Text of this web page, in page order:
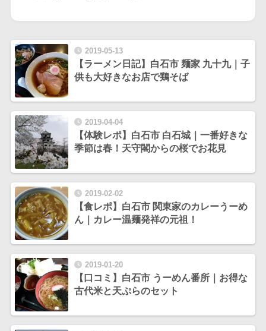
2019-05-13
【ラーメン日記】白石市 麺家 九十九｜子
供も大好きなお店で鶏そば
2019-04-04
【体験レポ】白石市 白石城｜一番好きな
季節は春！天守閣からの桜でお花見
2019-02-02
【食レポ】白石市 関東家のカレーうーめ
ん｜カレー温麺発祥の元祖！
2019-01-20
【口コミ】白石市 うーめん番所｜お得な
古代米と天ぷらのセット